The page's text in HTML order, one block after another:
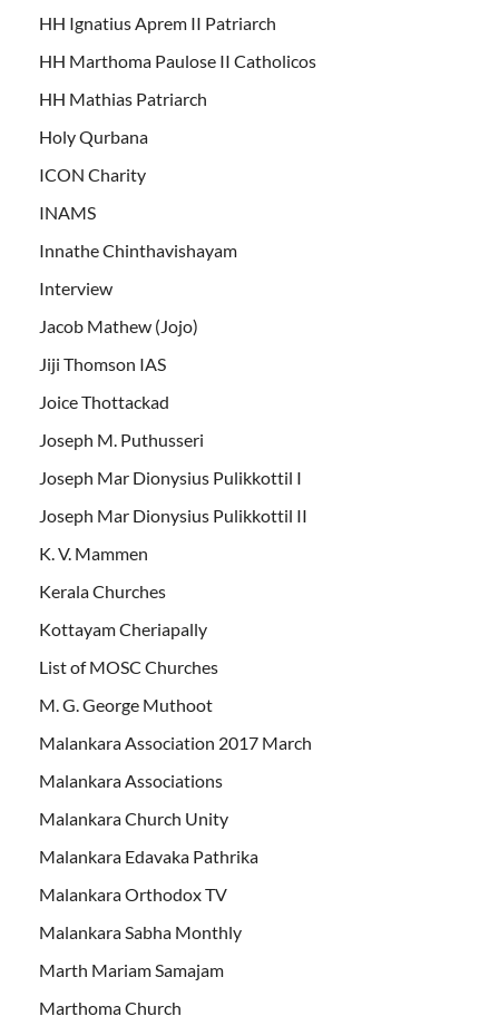
HH Ignatius Aprem II Patriarch
HH Marthoma Paulose II Catholicos
HH Mathias Patriarch
Holy Qurbana
ICON Charity
INAMS
Innathe Chinthavishayam
Interview
Jacob Mathew (Jojo)
Jiji Thomson IAS
Joice Thottackad
Joseph M. Puthusseri
Joseph Mar Dionysius Pulikkottil I
Joseph Mar Dionysius Pulikkottil II
K. V. Mammen
Kerala Churches
Kottayam Cheriapally
List of MOSC Churches
M. G. George Muthoot
Malankara Association 2017 March
Malankara Associations
Malankara Church Unity
Malankara Edavaka Pathrika
Malankara Orthodox TV
Malankara Sabha Monthly
Marth Mariam Samajam
Marthoma Church